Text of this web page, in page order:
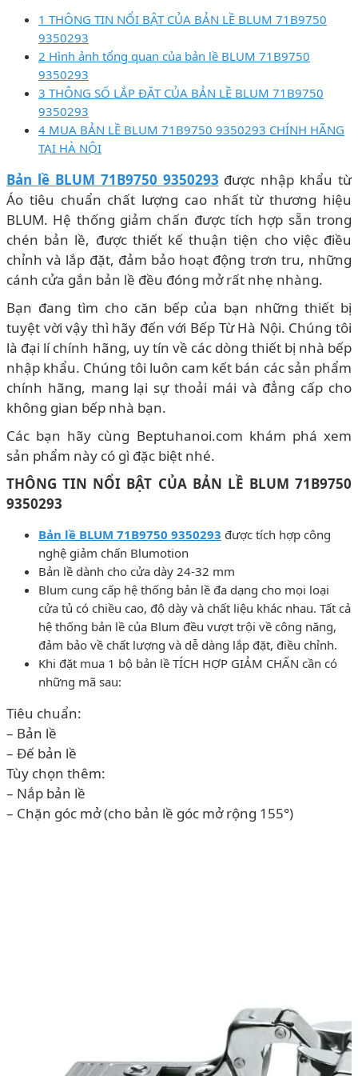
1 THÔNG TIN NỔI BẬT CỦA BẢN LỀ BLUM 71B9750
9350293
2 Hình ảnh tổng quan của bản lề BLUM 71B9750
9350293
3 THÔNG SỐ LẮP ĐẶT CỦA BẢN LỀ BLUM 71B9750
9350293
4 MUA BẢN LỀ BLUM 71B9750 9350293 CHÍNH HÃNG
TẠI HÀ NỘI
Bản lề BLUM 71B9750 9350293 được nhập khẩu từ
Áo tiêu chuẩn chất lượng cao nhất từ thương hiệu
BLUM. Hệ thống giảm chấn được tích hợp sẵn trong
chén bản lề, được thiết kế thuận tiện cho việc điều
chỉnh và lắp đặt, đảm bảo hoạt động trơn tru, những
cánh cửa gắn bản lề đều đóng mở rất nhẹ nhàng.
Bạn đang tìm cho căn bếp của bạn những thiết bị
tuyệt vời vậy thì hãy đến với Bếp Từ Hà Nội. Chúng tôi
là đại lí chính hãng, uy tín về các dòng thiết bị nhà bếp
nhập khẩu. Chúng tôi luôn cam kết bán các sản phẩm
chính hãng, mang lại sự thoải mái và đẳng cấp cho
không gian bếp nhà bạn.
Các bạn hãy cùng Beptuhanoi.com khám phá xem
sản phẩm này có gì đặc biệt nhé.
THÔNG TIN NỔI BẬT CỦA BẢN LỀ BLUM 71B9750
9350293
Bản lề BLUM 71B9750 9350293 được tích hợp công
nghệ giảm chấn Blumotion
Bản lề dành cho cửa dày 24-32 mm
Blum cung cấp hệ thống bản lề đa dạng cho mọi loại
cửa tủ có chiều cao, độ dày và chất liệu khác nhau. Tất cả
hệ thống bản lề của Blum đều vượt trội về công năng,
đảm bảo về chất lượng và dễ dàng lắp đặt, điều chỉnh.
Khi đặt mua 1 bộ bản lề TÍCH HỢP GIẢM CHẤN cần có
những mã sau:
Tiêu chuẩn:
– Bản lề
– Đế bản lề
Tùy chọn thêm:
– Nắp bản lề
– Chặn góc mở (cho bản lề góc mở rộng 155°)